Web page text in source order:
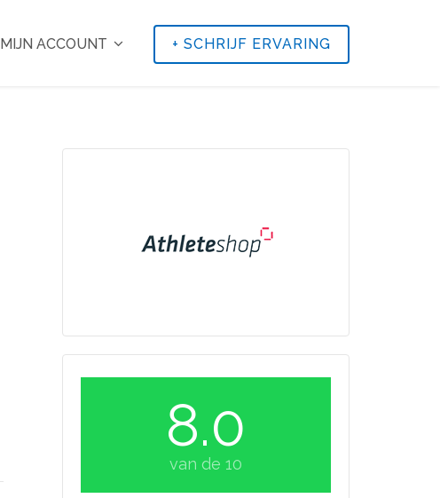
MIJN ACCOUNT + SCHRIJF ERVARING
8.0
van de 10